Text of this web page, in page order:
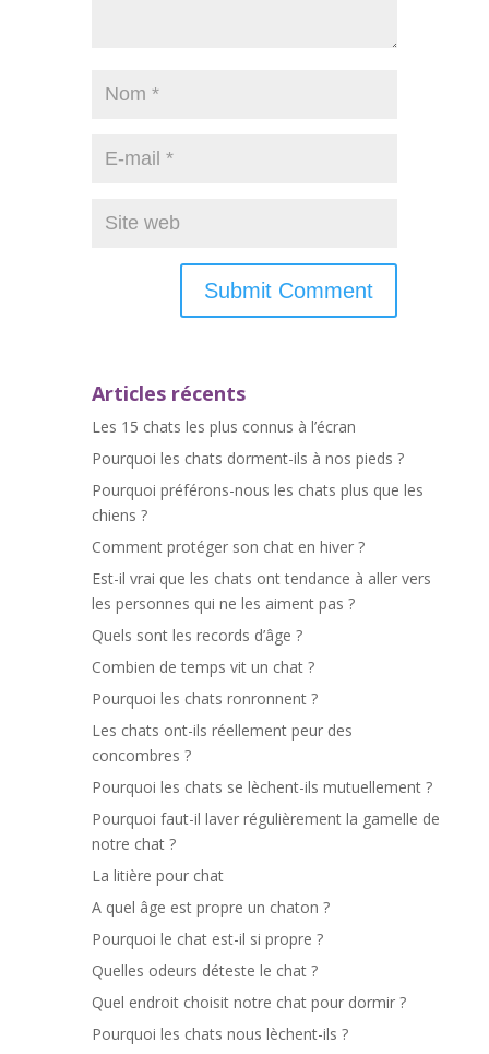
Articles récents
Les 15 chats les plus connus à l’écran
Pourquoi les chats dorment-ils à nos pieds ?
Pourquoi préférons-nous les chats plus que les
chiens ?
Comment protéger son chat en hiver ?
Est-il vrai que les chats ont tendance à aller vers
les personnes qui ne les aiment pas ?
Quels sont les records d’âge ?
Combien de temps vit un chat ?
Pourquoi les chats ronronnent ?
Les chats ont-ils réellement peur des
concombres ?
Pourquoi les chats se lèchent-ils mutuellement ?
Pourquoi faut-il laver régulièrement la gamelle de
notre chat ?
La litière pour chat
A quel âge est propre un chaton ?
Pourquoi le chat est-il si propre ?
Quelles odeurs déteste le chat ?
Quel endroit choisit notre chat pour dormir ?
Pourquoi les chats nous lèchent-ils ?